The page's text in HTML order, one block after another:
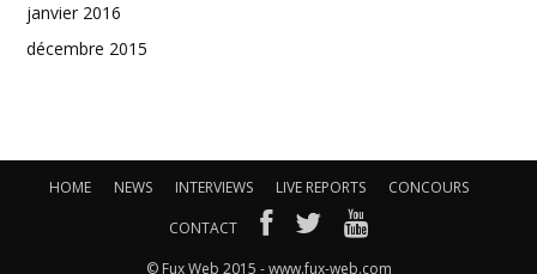
janvier 2016
décembre 2015
HOME NEWS INTERVIEWS LIVE REPORTS
CONCOURS
CONTACT
© Fux Web 2015 - www.fux-web.com